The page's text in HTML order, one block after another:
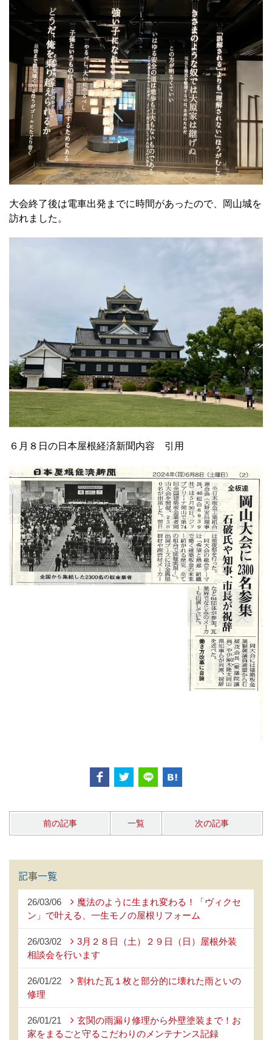
大会終了後は電車出発までに時間があったので、岡山城を
訪れました。
６月８日の日本屋根経済新聞内容 引用
前の記事 一覧 次の記事
記事一覧
26/03/06
魔法のように生まれ変わる！「ヴィクセ
ン」で叶える、一生モノの屋根リフォーム
26/03/02
3月２８日（土）２９日（日）屋根外装
相談会を行います
26/01/22
割れた瓦１枚と部分的に壊れた雨といの
修理
26/01/21
玄関の雨漏り修理から外壁塗装まで！お
家をまるごと守るこだわりのメンテナンス記録